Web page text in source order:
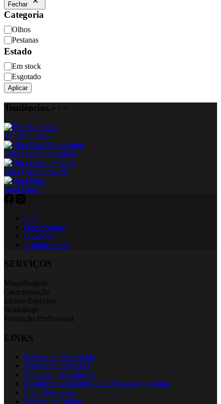
Fechar
Categoria
Categoria
Olhos
Pestanas
Estado
Disponibilidade
Em stock
Esgotado
Aplicar
Tendências
TV Paint Stick
Ultra Fluid Foundation
Ultra Cream Powder
Dual Finish
Loja
Quem Somos
Contactos
A minha conta
SERVIÇOS
Maquilhagem
Caracterização
Efeitos Especiais
Workshops
Formação Profissional
LINKS
Política de Privacidade
Termos & Condições
Entregas e Devoluções
Resolução Alternativa de Litígios de Consumo
Livre Resolução
Política de Cookies